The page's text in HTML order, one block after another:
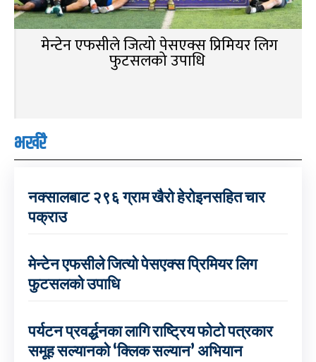
मेन्टेन एफसीले जित्यो पेसएक्स प्रिमियर लिग
फुटसलको उपाधि
भर्खरै
नक्सालबाट २९६ ग्राम खैरो हेरोइनसहित चार
पक्राउ
मेन्टेन एफसीले जित्यो पेसएक्स प्रिमियर लिग
फुटसलको उपाधि
पर्यटन प्रवर्द्धनका लागि राष्ट्रिय फोटो पत्रकार
समूह सल्यानको ‘क्लिक सल्यान’ अभियान